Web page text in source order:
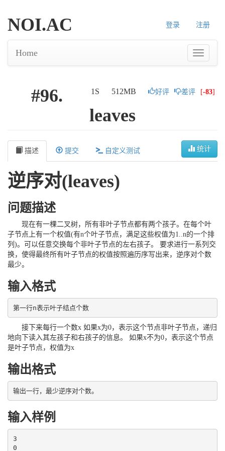
登录 注册
NOI.AC
Home
1S 512MB 好评 差评 [-83]
#96.
leaves
统计
描述 提交 自定义测试
逆序对(leaves)
问题描述
现在有一棵二叉树，所有非叶子节点都有两个孩子。在每个叶
子节点上有一个权值(有n个叶子节点，满足这些权值为1..n的一个排
列)。可以任意交换每个非叶子节点的左右孩子。 要求进行一系列交
换，使得最终所有叶子节点的权值按照遍历序写出来，逆序对个数
最少。
输入格式
第一行n表示叶子结点个数
接下来每行一个数x 如果x为0，表示这个节点非叶子节点，递归
地向下读入其左孩子和右孩子的信息。 如果x不为0，表示这个节点
是叶子节点，权值为x
输出格式
输出一行，最少逆序对个数。
输入样例
3
0